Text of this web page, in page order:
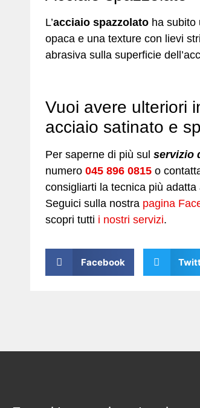
L’acciaio spazzolato ha subito
opaca e una texture con lievi
abrasiva sulla superficie
Vuoi avere ulteriori
acciaio satinato e
Per saperne di più sul servizio
numero 045 896 0815 o
consigliarti la tecnica più
Seguici sulla nostra pagina
scopri tutti i nostri servizi.
Facebook